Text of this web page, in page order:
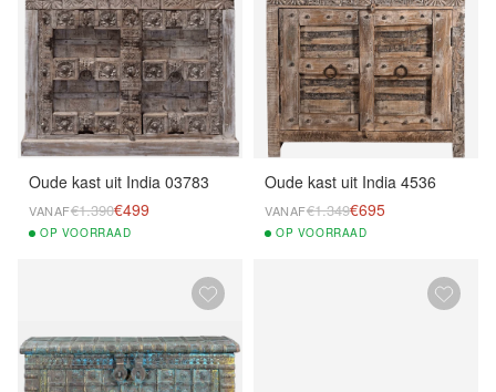
Oude kast uit India 03783
VANAF€1.390€499
OP VOORRAAD
Oude kast uit India 4536
VANAF€1.349€695
OP VOORRAAD